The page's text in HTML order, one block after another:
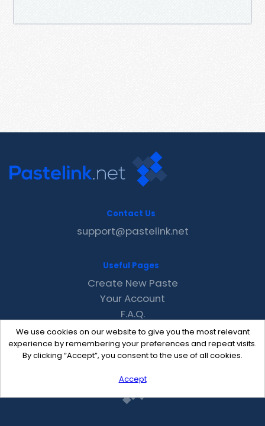
We use cookies on our website to give you the most relevant
experience by remembering your preferences and repeat visits.
By clicking “Accept”, you consent to the use of all cookies.
Accept
Contact Us
support@pastelink.net
Useful Pages
Create New Paste
Your Account
F.A.Q.
Recent
Contact